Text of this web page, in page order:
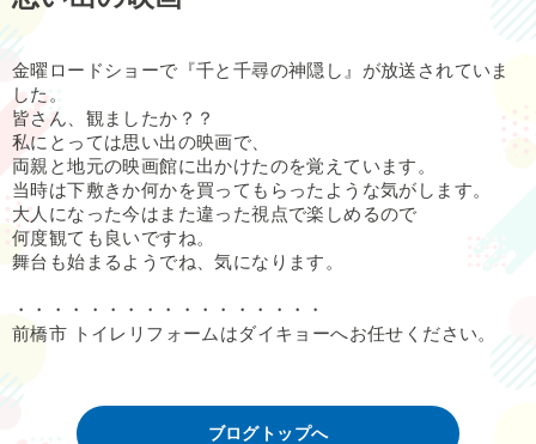
金曜ロードショーで『千と千尋の神隠し』が放送されていま
した。
皆さん、観ましたか？？
私にとっては思い出の映画で、
両親と地元の映画館に出かけたのを覚えています。
当時は下敷きか何かを買ってもらったような気がします。
大人になった今はまた違った視点で楽しめるので
何度観ても良いですね。
舞台も始まるようでね、気になります。
・・・・・・・・・・・・・・・・・
前橋市 トイレリフォームはダイキョーへお任せください。
ブログトップへ